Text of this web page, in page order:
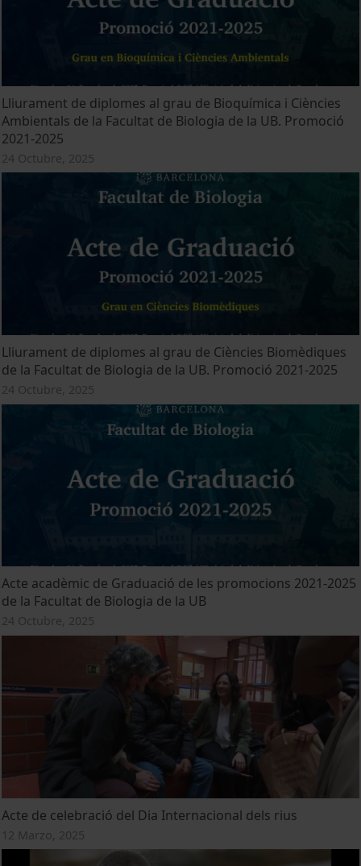
Lliurament de diplomes al grau de Bioquímica i Ciències
Ambientals de la Facultat de Biologia de la UB. Promoció
2021-2025
24 Octubre, 2025
Lliurament de diplomes al grau de Ciències Biomèdiques
de la Facultat de Biologia de la UB. Promoció 2021-2025
24 Octubre, 2025
Acte acadèmic de Graduació de les promocions 2021-2025
de la Facultat de Biologia de la UB
24 Octubre, 2025
Acte de celebració del Dia Internacional dels rius
12 Marzo, 2025